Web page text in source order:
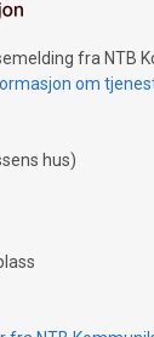
fra NTB
om
hus)